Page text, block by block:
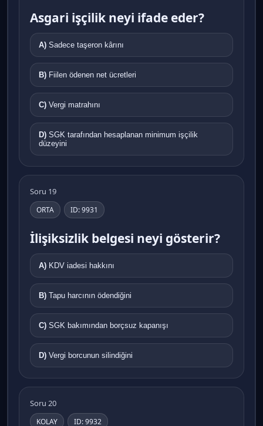
Asgari işçilik neyi ifade eder?
A) Sadece taşeron kârını
B) Fiilen ödenen net ücretleri
C) Vergi matrahını
D)
düzeyini
Soru 19
ORTA ID: 9931
İlişiksizlik belgesi neyi gösterir?
A) KDV iadesi hakkını
B) Tapu harcının ödendiğini
C) SGK bakımından borçsuz kapanışı
D) Vergi borcunun silindiğini
Soru 20
KOLAY ID: 9932